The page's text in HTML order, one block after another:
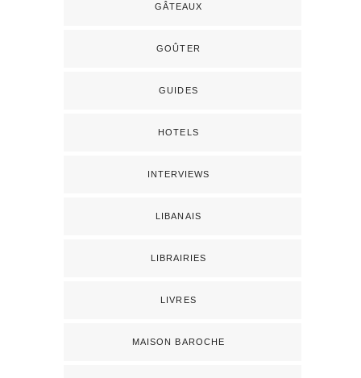
GÂTEAUX
GOÛTER
GUIDES
HOTELS
INTERVIEWS
LIBANAIS
LIBRAIRIES
LIVRES
MAISON BAROCHE